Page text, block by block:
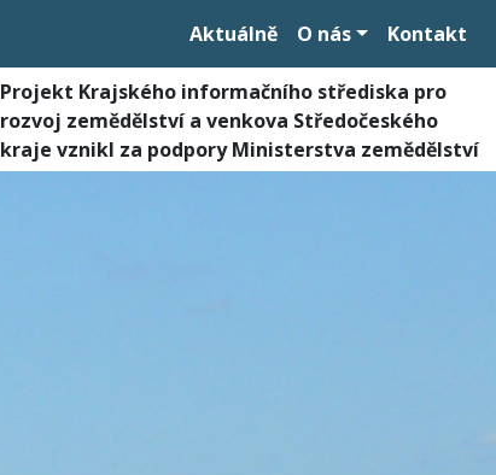
Aktuálně O nás Kontakt
Projekt Krajského informačního střediska pro
rozvoj zemědělství a venkova Středočeského
kraje vznikl za podpory Ministerstva zemědělství